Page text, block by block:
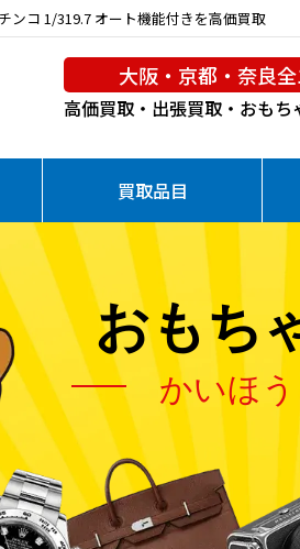
ンコ 1/319.7 オート機能付きを高価買取
大阪・京都・奈良
高価買取・出張買取・おもち
買取品目
おもち
かいほ